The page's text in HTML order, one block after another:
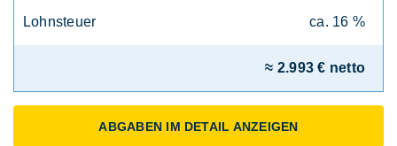
Lohnsteuer ca. 16 %
≈ 2.993 € netto
ABGABEN IM DETAIL ANZEIGEN